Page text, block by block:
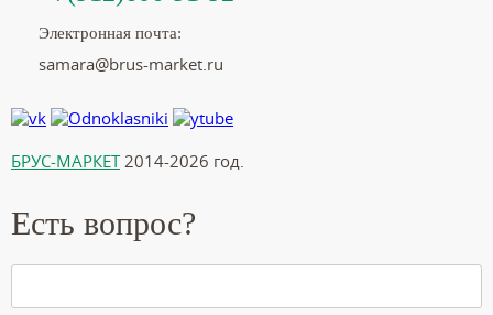
Электронная почта:
samara@brus-market.ru
БРУС-МАРКЕТ2014-2026 год.
Есть вопрос?